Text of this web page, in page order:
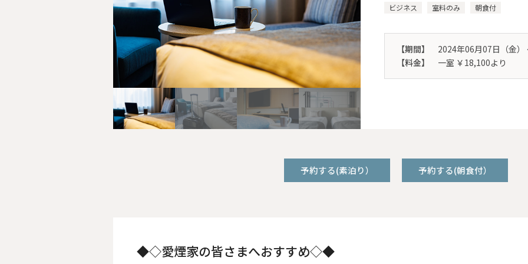
ビジネス 室料のみ 朝食付
【期間】
2024年06月07日（金）
【料金】
一室 ￥18,100より
予約する(素泊り） 予約する(朝食付）
◆◇愛煙家の皆さまへおすすめ◇◆